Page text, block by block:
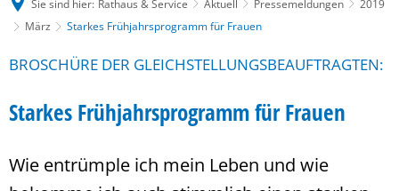
Sie sind hier: Rathaus & Service Aktuell Pressemeldungen
2019
März
Starkes Frühjahrsprogramm für Frauen
BROSCHÜRE DER GLEICHSTELLUNGSBEAUFTRAGTEN:
Starkes Frühjahrsprogramm für Frauen
Wie entrümple ich mein Leben und wie